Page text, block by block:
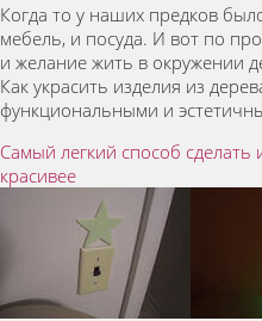
Когда то у наших предков
мебель, и посуда. И вот по
и желание жить в окружении
Как украсить изделия из
функциональными и
Самый легкий способ сделать
красивее